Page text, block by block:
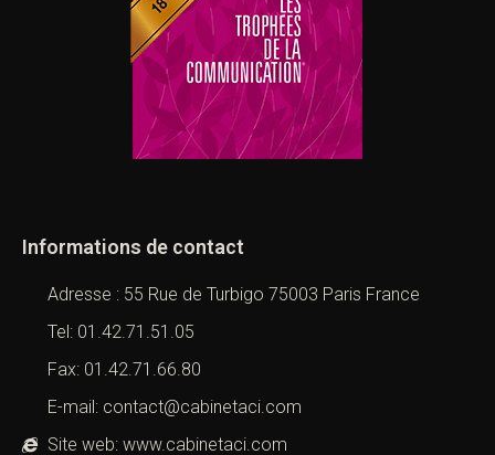
Informations de contact
Adresse : 55 Rue de Turbigo 75003 Paris France
Tel: 01.42.71.51.05
Fax: 01.42.71.66.80
E-mail: contact@cabinetaci.com
Site web: www.cabinetaci.com